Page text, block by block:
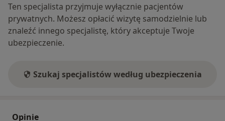
Ten specjalista przyjmuje wyłącznie pacjentów
prywatnych. Możesz opłacić wizytę samodzielnie lub
znaleźć innego specjalistę, który akceptuje Twoje
ubezpieczenie.
Szukaj specjalistów według ubezpieczenia
Opinie